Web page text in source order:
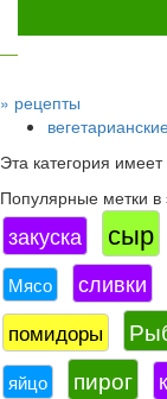
» рецепты
Эта категория имеет
Популярные метки в
закуска сыр
Мясо сливки
помидоры
яйцо
пирог